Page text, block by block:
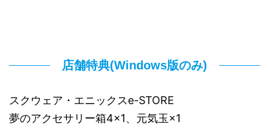
店舗特典(Windows版のみ)
スクウェア・エニックスe-STORE
夢のアクセサリー箱4×1、元気玉×1